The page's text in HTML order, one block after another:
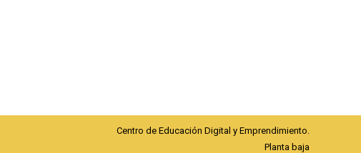
Centro de Educación Digital y Emprendimiento.
Planta baja